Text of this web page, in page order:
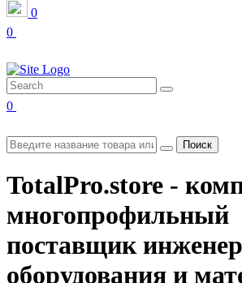
0
0
0
Поиск
TotalPro.store -
многопрофильный
поставщик
оборудования и